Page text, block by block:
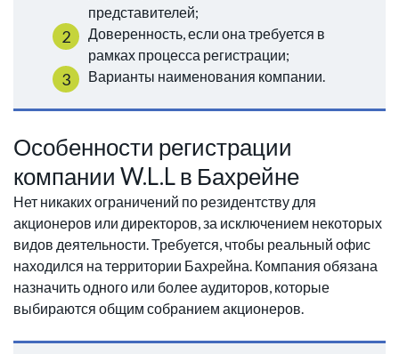
представителей;
Доверенность, если она требуется в
рамках процесса регистрации;
Варианты наименования компании.
Особенности регистрации
компании W.L.L в Бахрейне
Нет никаких ограничений по резидентству для
акционеров или директоров, за исключением некоторых
видов деятельности. Требуется, чтобы реальный офис
находился на территории Бахрейна. Компания обязана
назначить одного или более аудиторов, которые
выбираются общим собранием акционеров.